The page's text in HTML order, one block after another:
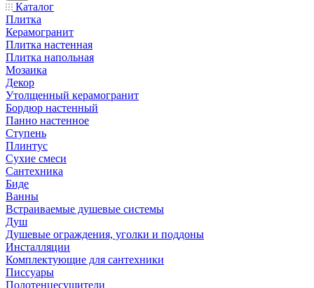
Каталог
Плитка
Керамогранит
Плитка настенная
Плитка напольная
Мозаика
Декор
Утолщенный керамогранит
Бордюр настенный
Панно настенное
Ступень
Плинтус
Сухие смеси
Сантехника
Биде
Ванны
Встраиваемые душевые системы
Душ
Душевые ограждения, уголки и поддоны
Инсталляции
Комплектующие для сантехники
Писсуары
Полотенцесушители